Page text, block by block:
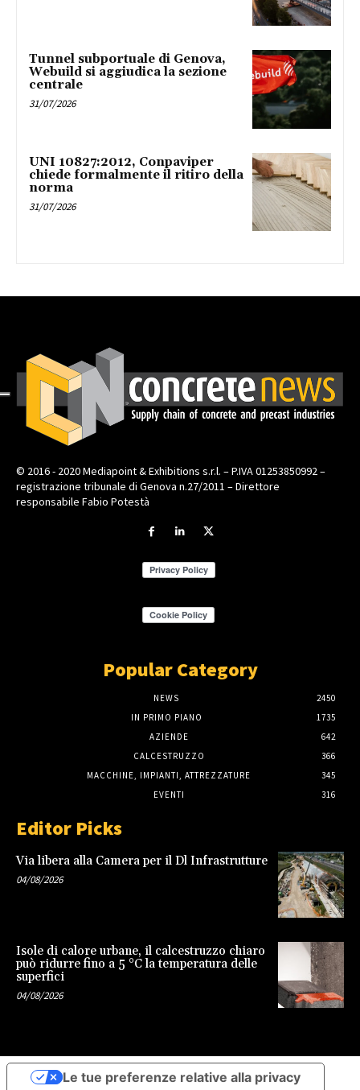
Tunnel subportuale di Genova,
Webuild si aggiudica la sezione
centrale
31/07/2026
UNI 10827:2012, Conpaviper
chiede formalmente il ritiro della
norma
31/07/2026
© 2016 - 2020 Mediapoint & Exhibitions s.r.l. – P.IVA 01253850992 –
registrazione tribunale di Genova n.27/2011 – Direttore
responsabile Fabio Potestà
Popular Category
NEWS
2450
IN PRIMO PIANO
1735
AZIENDE
642
CALCESTRUZZO
366
MACCHINE, IMPIANTI, ATTREZZATURE
345
EVENTI
316
Editor Picks
Via libera alla Camera per il Dl Infrastrutture
04/08/2026
Isole di calore urbane, il calcestruzzo chiaro
può ridurre fino a 5 °C la temperatura delle
superfici
04/08/2026
Le tue preferenze relative alla privacy